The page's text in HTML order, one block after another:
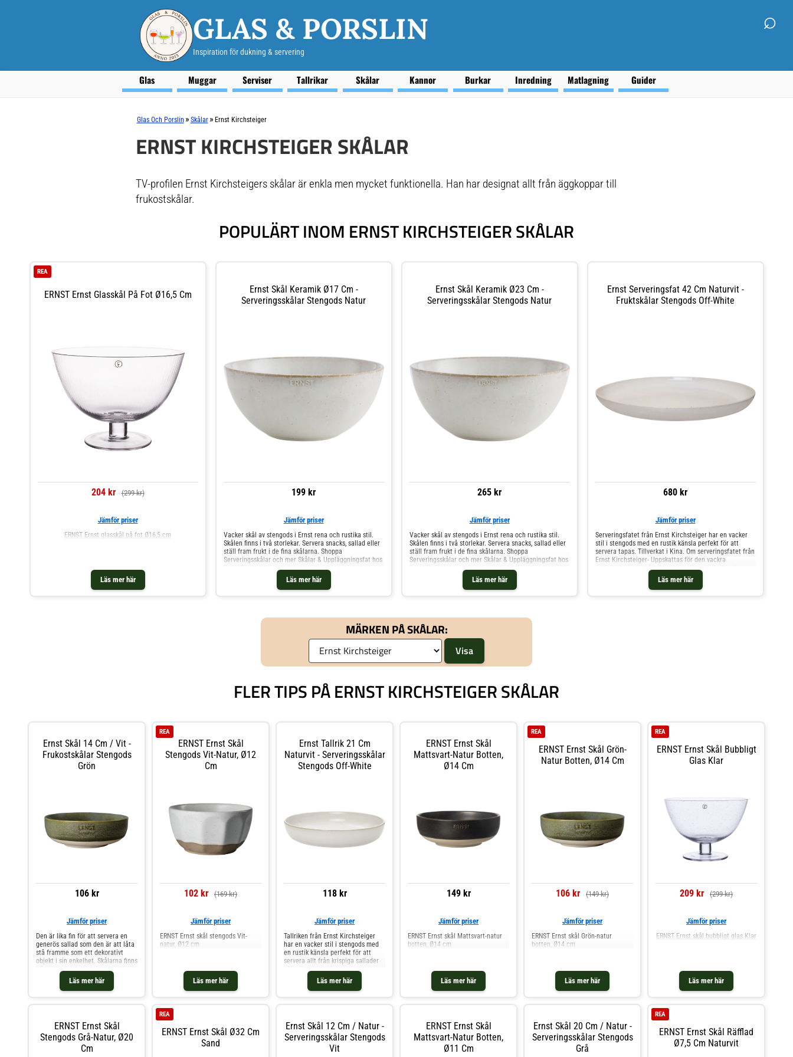
GLAS & PORSLIN
Inspiration för dukning & servering
⌕
Glas Muggar Serviser Tallrikar Skålar Kannor Burkar Inredning Matlagning Guider
Glas Och Porslin » Skålar » Ernst Kirchsteiger
ERNST KIRCHSTEIGER SKÅLAR
TV-profilen Ernst Kirchsteigers skålar är enkla men mycket funktionella. Han har designat allt från äggkoppar till
frukostskålar.
POPULÄRT INOM ERNST KIRCHSTEIGER SKÅLAR
ERNST Ernst Glasskål På Fot Ø16,5 Cm
REA
204 kr (299 kr)
Läs mer här
Jämför priser
ERNST Ernst glasskål på fot Ø16,5 cm
Ernst Skål Keramik Ø17 Cm -
Serveringsskålar Stengods Natur
199 kr
Läs mer här
Jämför priser
Vacker skål av stengods i Ernst rena och rustika stil.
Skålen finns i två storlekar. Servera snacks, sallad eller
ställ fram frukt i de fina skålarna. Shoppa
Serveringsskålar och mer Skålar & Uppläggningsfat hos
Ernst Skål Keramik Ø23 Cm -
Serveringsskålar Stengods Natur
265 kr
Läs mer här
Jämför priser
Vacker skål av stengods i Ernst rena och rustika stil.
Skålen finns i två storlekar. Servera snacks, sallad eller
ställ fram frukt i de fina skålarna. Shoppa
Serveringsskålar och mer Skålar & Uppläggningsfat hos
Ernst Serveringsfat 42 Cm Naturvit -
Fruktskålar Stengods Off-White
680 kr
Läs mer här
Jämför priser
Serveringsfatet från Ernst Kirchsteiger har en vacker
stil i stengods med en rustik känsla perfekt för att
servera tapas. Tillverkat i Kina. Om serveringsfatet från
Ernst Kirchsteiger- Uppskattas för den vackra
Höjd: 40 mm.- Diameter: 420 mm. Skötselråd för
serveringsfatet- Tål diskmaskin. Shoppa Fruktskålar och
mer Skålar & Uppläggningsfat hos Royal Design.
MÄRKEN PÅ SKÅLAR:
FLER TIPS PÅ ERNST KIRCHSTEIGER SKÅLAR
Ernst Skål 14 Cm / Vit -
Frukostskålar Stengods
Grön
106 kr
Läs mer här
Jämför priser
Den är lika fin för att servera en
generös sallad som den är att låta
stå framme som ett dekorativt
objekt i sin enkelhet. Skålarna finns
i flera storlekar som är vackra att
kombinera för att skapa ett
personligt och levande uttryck på
bordet.Om skålen från ERNST-
servering.- Finns i flera storlekar
som är vackra att kombinera.
Shoppa Frukostskålar och mer
Tallrikar hos Royal Design.
ERNST Ernst Skål
Stengods Vit-Natur, Ø12
Cm
REA
102 kr (169 kr)
Läs mer här
Jämför priser
ERNST Ernst skål stengods Vit-
natur, Ø12 cm
Ernst Tallrik 21 Cm
Naturvit - Serveringsskålar
Stengods Off-White
118 kr
Läs mer här
Jämför priser
Tallriken från Ernst Kirchsteiger
har en vacker stil i stengods med
en rustik känsla perfekt för att
servera allt från krispiga sallader
till grönsaker och snacks.
Tillverkad i Kina. Om tallriken från
Ernst Kirchsteiger- Uppskattas för
den vackra designen.- Är också
diskmaskin. Shoppa
Serveringsskålar och mer Skålar &
Uppläggningsfat hos Royal Design.
ERNST Ernst Skål
Mattsvart-Natur Botten,
Ø14 Cm
149 kr
Läs mer här
Jämför priser
ERNST Ernst skål Mattsvart-natur
botten, Ø14 cm
ERNST Ernst Skål Grön-
Natur Botten, Ø14 Cm
REA
106 kr (149 kr)
Läs mer här
Jämför priser
ERNST Ernst skål Grön-natur
botten, Ø14 cm
ERNST Ernst Skål Bubbligt
Glas Klar
REA
209 kr (299 kr)
Läs mer här
Jämför priser
ERNST Ernst skål bubbligt glas Klar
ERNST Ernst Skål
Stengods Grå-Natur, Ø20
Cm
ERNST Ernst Skål Ø32 Cm
Sand
REA
Ernst Skål 12 Cm / Natur -
Serveringsskålar Stengods
Vit
ERNST Ernst Skål
Mattsvart-Natur Botten,
Ø11 Cm
Ernst Skål 20 Cm / Natur -
Serveringsskålar Stengods
Grå
ERNST Ernst Skål Räfflad
Ø7,5 Cm Naturvit
REA